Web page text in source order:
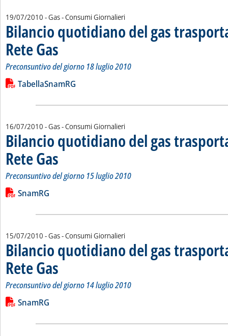
19/07/2010 - Gas - Consumi Giornalieri
Bilancio quotidiano del gas
Rete Gas . Sottotitolo: Preconsuntivo del giorno 18 luglio 2010
. Pubblicata lunedì 19 luglio 2010 alle 10.38.
Preconsuntivo del giorno 18 luglio 2010
Leggi tutta la notizia: 'Bilancio quotidiano del gas
Lista allegati PDF alla notizia
TabellaSnamRG
16/07/2010 - Gas - Consumi Giornalieri
Bilancio quotidiano del gas
Rete Gas . Sottotitolo: Preconsuntivo del giorno 15 luglio 2010
. Pubblicata venerdì 16 luglio 2010 alle 13.21.
Preconsuntivo del giorno 15 luglio 2010
Leggi tutta la notizia: 'Bilancio quotidiano del gas
Lista allegati PDF alla notizia
SnamRG
15/07/2010 - Gas - Consumi Giornalieri
Bilancio quotidiano del gas
Rete Gas . Sottotitolo: Preconsuntivo del giorno 14 luglio 2010
. Pubblicata giovedì 15 luglio 2010 alle 14.49.
Preconsuntivo del giorno 14 luglio 2010
Leggi tutta la notizia: 'Bilancio quotidiano del gas
Lista allegati PDF alla notizia
SnamRG